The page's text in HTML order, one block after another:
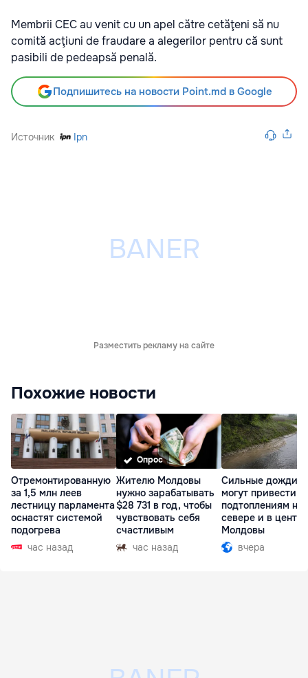
Membrii CEC au venit cu un apel către cetăţeni să nu
comită acţiuni de fraudare a alegerilor pentru că sunt
pasibili de pedeapsă penală.
Подпишитесь на новости Point.md в Google
Источник Ipn
Разместить рекламу на сайте
Похожие новости
Отремонтированную
за 1,5 млн леев
лестницу парламента
оснастят системой
подогрева
час назад
Опрос
Жителю Молдовы
нужно зарабатывать
$28 731 в год, чтобы
чувствовать себя
счастливым
час назад
Сильные дожди
могут привести к
подтоплениям на
севере и в центре
Молдовы
вчера